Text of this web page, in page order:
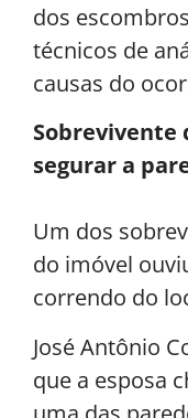
dos
técnicos de
causas do
Sobrevivente
segurar a
Um dos
do imóvel
correndo do
José Antônio
que a esposa